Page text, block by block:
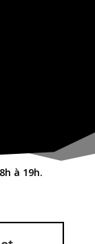
à 19h.